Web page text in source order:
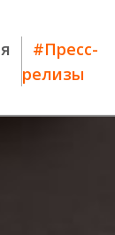
#Пресс-
релизы